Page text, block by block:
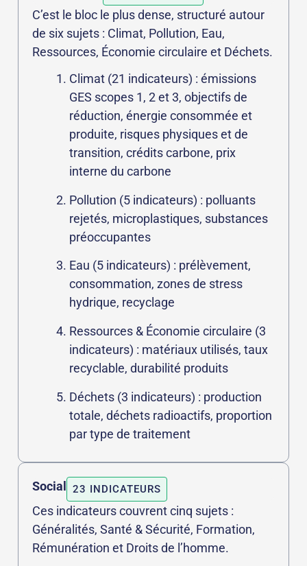
C’est le bloc le plus dense, structuré autour
de six sujets : Climat, Pollution, Eau,
Ressources, Économie circulaire et Déchets.
Climat (21 indicateurs) : émissions
GES scopes 1, 2 et 3, objectifs de
réduction, énergie consommée et
produite, risques physiques et de
transition, crédits carbone, prix
interne du carbone
Pollution (5 indicateurs) : polluants
rejetés, microplastiques, substances
préoccupantes
Eau (5 indicateurs) : prélèvement,
consommation, zones de stress
hydrique, recyclage
Ressources & Économie circulaire (3
indicateurs) : matériaux utilisés, taux
recyclable, durabilité produits
Déchets (3 indicateurs) : production
totale, déchets radioactifs, proportion
par type de traitement
Social 23 INDICATEURS
Ces indicateurs couvrent cinq sujets :
Généralités, Santé & Sécurité, Formation,
Rémunération et Droits de l’homme.